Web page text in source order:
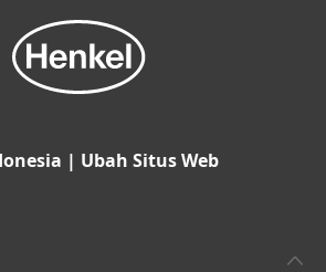
| Ubah Situs Web